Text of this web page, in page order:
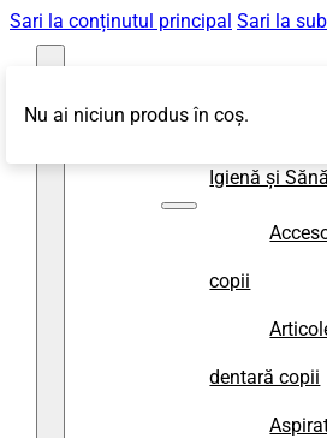
Sari la conținutul principal Sari la
Igienă și
copii
dentară copii
Nu ai niciun produs în coș.